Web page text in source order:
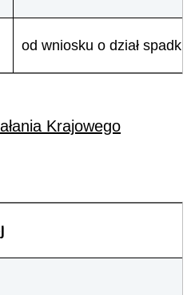
od wniosku o dział spadku
Krajowego